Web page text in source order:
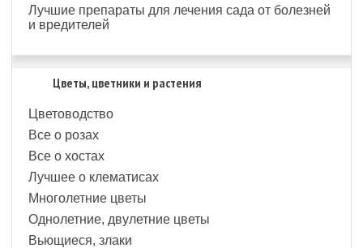
Лучшие препараты для лечения сада от болезней
и вредителей
Цветы, цветники и растения
Цветоводство
Все о розах
Все о хостах
Лучшее о клематисах
Многолетние цветы
Однолетние, двулетние цветы
Вьющиеся, злаки